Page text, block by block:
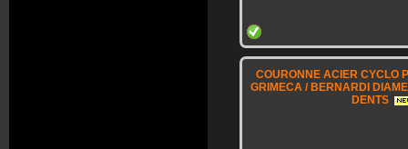
COURONNE ACIER CYCLO
GRIMECA / BERNARDI
DENTS